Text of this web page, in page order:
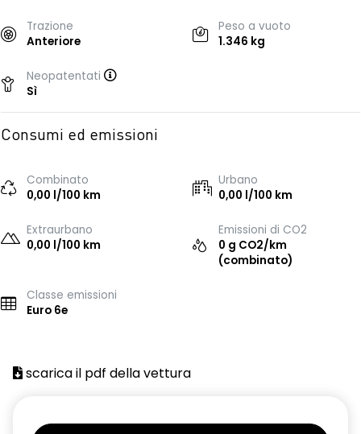
Trazione
Anteriore
Peso a vuoto
1.346 kg
Neopatentati
Sì
Consumi ed emissioni
Combinato
0,00 l/100 km
Urbano
0,00 l/100 km
Extraurbano
0,00 l/100 km
Emissioni di CO2
0 g CO2/km
(combinato)
Classe emissioni
Euro 6e
scarica il pdf della vettura